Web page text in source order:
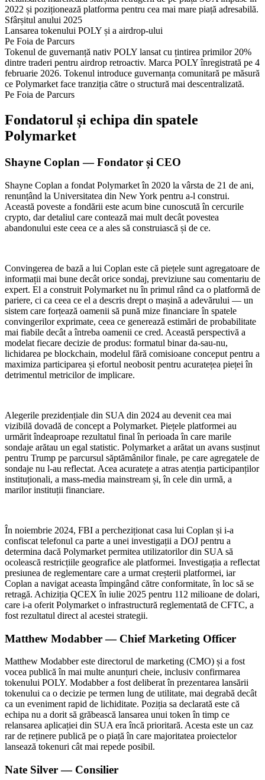
2022 și poziționează platforma pentru cea mai mare piață adresabilă.
Sfârșitul anului 2025
Lansarea tokenului POLY și a airdrop-ului
Pe Foia de Parcurs
Tokenul de guvernanță nativ POLY lansat cu țintirea primilor 20%
dintre traderi pentru airdrop retroactiv. Marca POLY înregistrată pe 4
februarie 2026. Tokenul introduce guvernanța comunitară pe măsură
ce Polymarket face tranziția către o structură mai descentralizată.
Pe Foia de Parcurs
Fondatorul și echipa din spatele
Polymarket
Shayne Coplan — Fondator și CEO
Shayne Coplan a fondat Polymarket în 2020 la vârsta de 21 de ani,
renunțând la Universitatea din New York pentru a-l construi.
Această poveste a fondării este acum bine cunoscută în cercurile
crypto, dar detaliul care contează mai mult decât povestea
abandonului este ceea ce a ales să construiască și de ce.
Convingerea de bază a lui Coplan este că piețele sunt agregatoare de
informații mai bune decât orice sondaj, previziune sau comentariu de
expert. El a construit Polymarket nu în primul rând ca o platformă de
pariere, ci ca ceea ce el a descris drept o mașină a adevărului — un
sistem care forțează oamenii să pună mize financiare în spatele
convingerilor exprimate, ceea ce generează estimări de probabilitate
mai fiabile decât a întreba oamenii ce cred. Această perspectivă a
modelat fiecare decizie de produs: formatul binar da-sau-nu,
lichidarea pe blockchain, modelul fără comisioane conceput pentru a
maximiza participarea și efortul neobosit pentru acuratețea pieței în
detrimentul metricilor de implicare.
Alegerile prezidențiale din SUA din 2024 au devenit cea mai
vizibilă dovadă de concept a Polymarket. Piețele platformei au
urmărit îndeaproape rezultatul final în perioada în care marile
sondaje arătau un egal statistic. Polymarket a arătat un avans susținut
pentru Trump pe parcursul săptămânilor finale, pe care agregatele de
sondaje nu l-au reflectat. Acea acuratețe a atras atenția participanților
instituționali, a mass-media mainstream și, în cele din urmă, a
marilor instituții financiare.
În noiembrie 2024, FBI a percheziționat casa lui Coplan și i-a
confiscat telefonul ca parte a unei investigații a DOJ pentru a
determina dacă Polymarket permitea utilizatorilor din SUA să
ocolească restricțiile geografice ale platformei. Investigația a reflectat
presiunea de reglementare care a urmat creșterii platformei, iar
Coplan a navigat aceasta împingând către conformitate, în loc să se
retragă. Achiziția QCEX în iulie 2025 pentru 112 milioane de dolari,
care i-a oferit Polymarket o infrastructură reglementată de CFTC, a
fost rezultatul direct al acestei strategii.
Matthew Modabber — Chief Marketing Officer
Matthew Modabber este directorul de marketing (CMO) și a fost
vocea publică în mai multe anunțuri cheie, inclusiv confirmarea
tokenului POLY. Modabber a fost deliberat în prezentarea lansării
tokenului ca o decizie pe termen lung de utilitate, mai degrabă decât
ca un eveniment rapid de lichiditate. Poziția sa declarată este că
echipa nu a dorit să grăbească lansarea unui token în timp ce
relansarea aplicației din SUA era încă prioritară. Acesta este un caz
rar de reținere publică pe o piață în care majoritatea proiectelor
lansează tokenuri cât mai repede posibil.
Nate Silver — Consilier